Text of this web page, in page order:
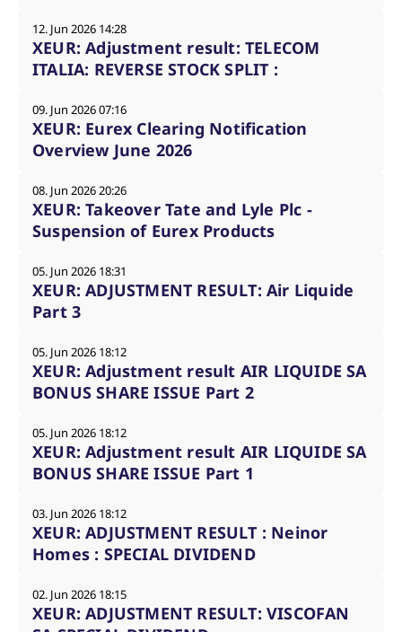
12. Jun 2026 14:28
XEUR: Adjustment result: TELECOM
ITALIA: REVERSE STOCK SPLIT :
09. Jun 2026 07:16
XEUR: Eurex Clearing Notification
Overview June 2026
08. Jun 2026 20:26
XEUR: Takeover Tate and Lyle Plc -
Suspension of Eurex Products
05. Jun 2026 18:31
XEUR: ADJUSTMENT RESULT: Air Liquide
Part 3
05. Jun 2026 18:12
XEUR: Adjustment result AIR LIQUIDE SA
BONUS SHARE ISSUE Part 2
05. Jun 2026 18:12
XEUR: Adjustment result AIR LIQUIDE SA
BONUS SHARE ISSUE Part 1
03. Jun 2026 18:12
XEUR: ADJUSTMENT RESULT : Neinor
Homes : SPECIAL DIVIDEND
02. Jun 2026 18:15
XEUR: ADJUSTMENT RESULT: VISCOFAN